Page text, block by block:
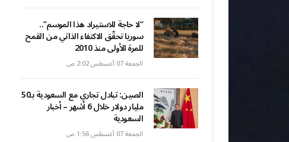
“لا حاجة للاستيراد هذا الموسم”..
سوريا تحقّق الاكتفاء الذاتي من القمح
للمرة الأولى منذ 2010
الجمعة 07 أغسطس 2:02 ص
الصين: تبادل تجاري مع السعودية بـ50
مليار دولار خلال 6 أشهر – أخبار
السعودية
الجمعة 07 أغسطس 1:56 ص